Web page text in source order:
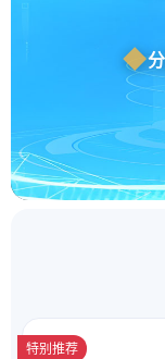
南
专
特别推荐